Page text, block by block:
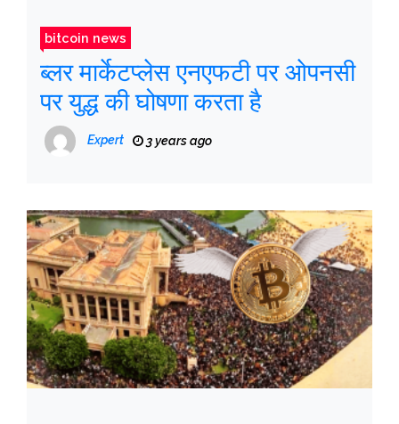
bitcoin news
ब्लर मार्केटप्लेस एनएफटी पर ओपनसी
पर युद्ध की घोषणा करता है
Expert 3 years ago